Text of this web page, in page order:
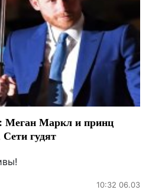
Меган Маркл и принц
гудят
10:32 06.03